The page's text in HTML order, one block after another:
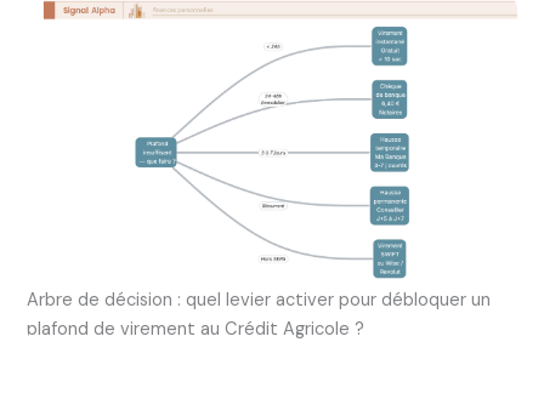
Arbre de décision : quel levier activer pour débloquer un
plafond de virement au Crédit Agricole ?